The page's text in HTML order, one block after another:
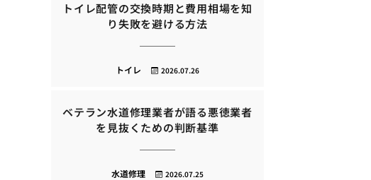
トイレ配管の交換時期と費用相場を知
り失敗を避ける方法
2026.07.26
トイレ
ベテラン水道修理業者が語る悪徳業者
を見抜くための判断基準
2026.07.25
水道修理